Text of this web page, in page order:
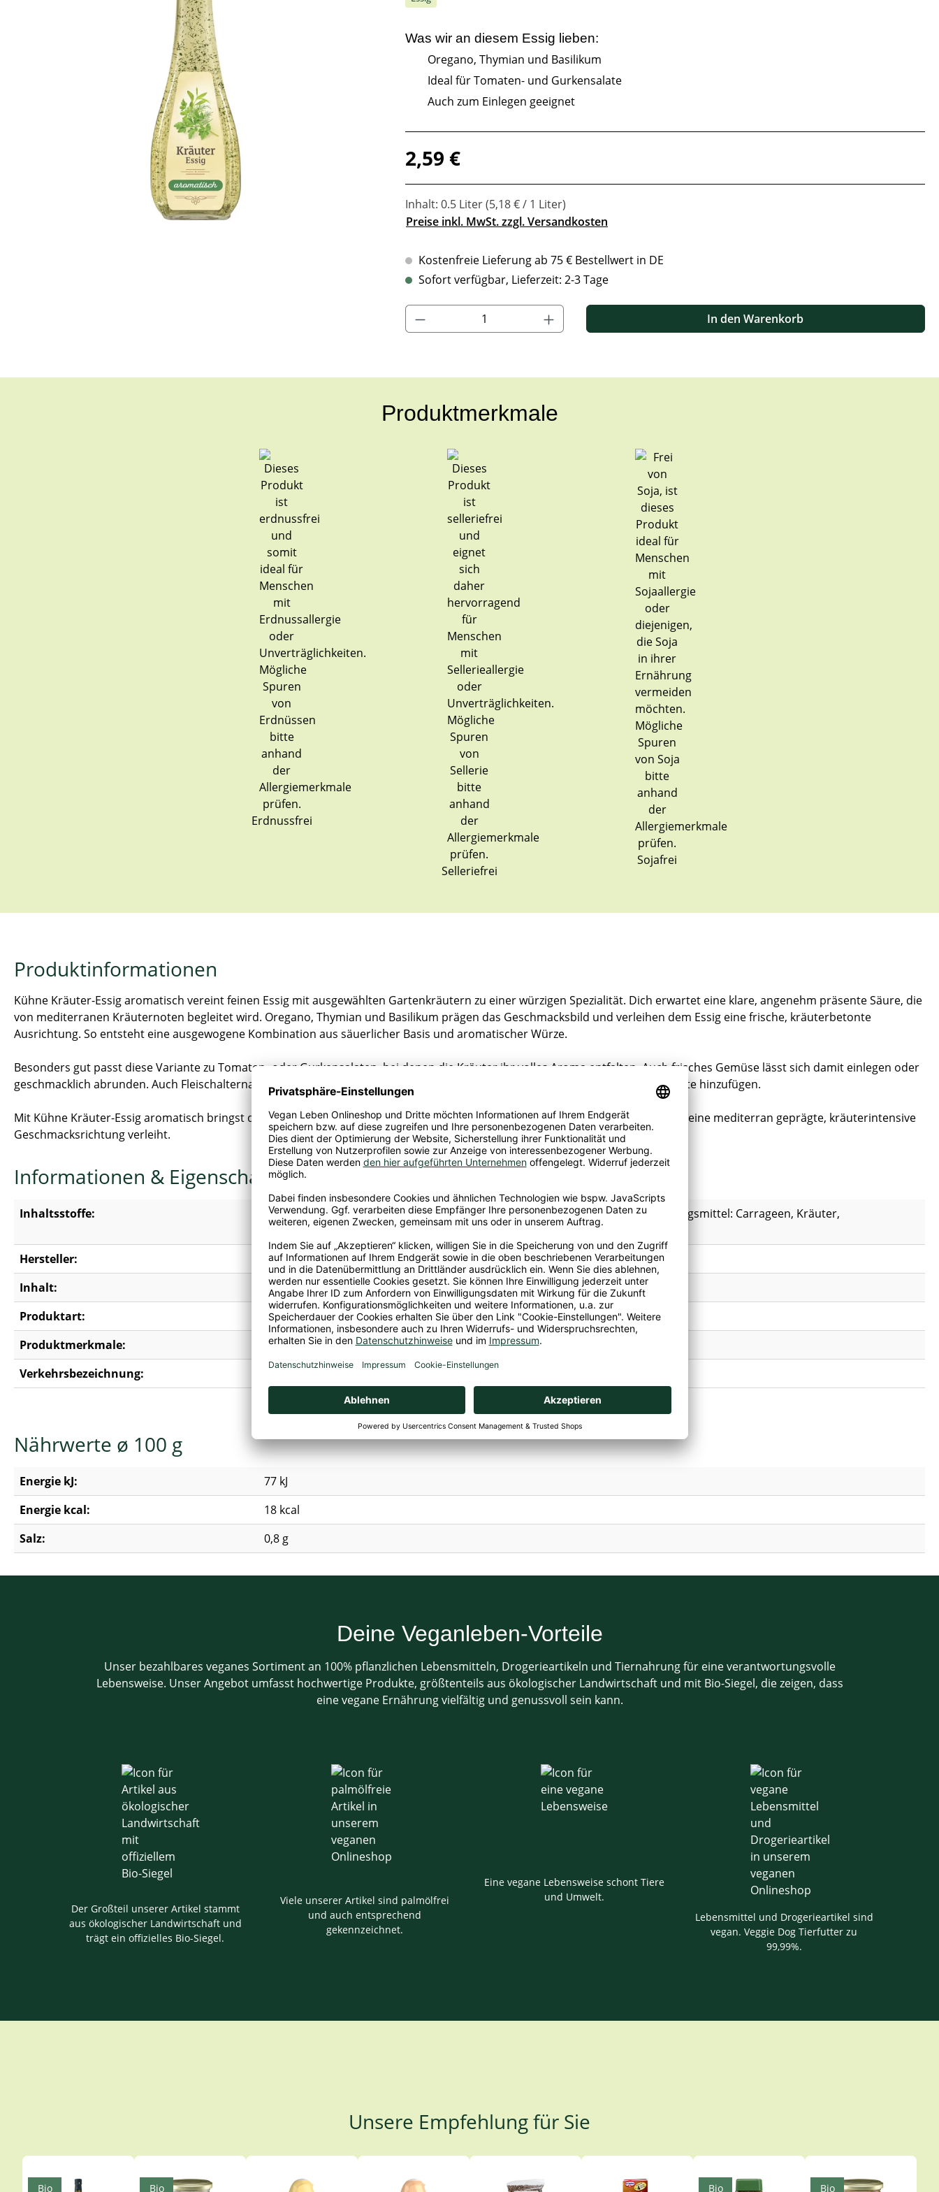
Was wir an diesem Essig lieben:
Oregano, Thymian und Basilikum
Ideal für Tomaten- und Gurkensalate
Auch zum Einlegen geeignet
Regulärer Preis:
2,59 €
Inhalt: 0.5 Liter(5,18 € / 1 Liter)
Preise inkl. MwSt. zzgl. Versandkosten
Kostenfreie Lieferung ab 75 € Bestellwert in DE
Sofort verfügbar, Lieferzeit: 2-3 Tage
Produkt Anzahl: Gib den gewünschten Wert ein oder benutze die Schaltflächen um die Anzahl zu erhöhen oder
In den Warenkorb
Produktmerkmale
Erdnussfrei
Selleriefrei
Sojafrei
Produktinformationen
Kühne Kräuter-Essig aromatisch vereint feinen Essig mit ausgewählten Gartenkräutern zu einer würzigen Spezialität. Dich erwartet eine klare, angenehm präsente Säure, die
von mediterranen Kräuternoten begleitet wird. Oregano, Thymian und Basilikum prägen das Geschmacksbild und verleihen dem Essig eine frische, kräuterbetonte
Ausrichtung. So entsteht eine ausgewogene Kombination aus säuerlicher Basis und aromatischer Würze.
Besonders gut passt diese Variante zu Tomaten- oder Gurkensalaten, bei denen die Kräuter ihr volles Aroma entfalten. Auch frisches Gemüse lässt sich damit einlegen oder
geschmacklich abrunden. Auch Fleischalternativen kannst du mit dem Kräuter-Essig marinieren und so eine würzige Komponente hinzufügen.
Mit Kühne Kräuter-Essig aromatisch bringst du eine vielseitige Würzgrundlage in deine Küche, die Salaten und weiteren Speisen eine mediterran geprägte, kräuterintensive
Geschmacksrichtung verleiht.
Informationen & Eigenschaften
Inhaltsstoffe:
Branntweinessig, Weißweinessig, Säureregulator: Natriumacetat, Salz, Verdickungsmittel: Carrageen, Kräuter,
Kräuterextrakt. Pasteurisiert.
Hersteller:
Carl Kühne KG, 22761 Hamburg, ,
Inhalt:
0,50 l
Produktart:
Essig
Produktmerkmale:
Erdnussfrei, Selleriefrei, Sojafrei, Vegan
Verkehrsbezeichnung:
Kräuteressig aus Branntwein und Weißwein, 5% Säure, biologisch gewonnen
Nährwerte ø 100 g
Energie kJ:
77 kJ
Energie kcal:
18 kcal
Salz:
0,8 g
Deine Veganleben-Vorteile
Unser bezahlbares veganes Sortiment an 100% pflanzlichen Lebensmitteln, Drogerieartikeln und Tiernahrung für eine verantwortungsvolle
Lebensweise. Unser Angebot umfasst hochwertige Produkte, größtenteils aus ökologischer Landwirtschaft und mit Bio-Siegel, die zeigen, dass
eine vegane Ernährung vielfältig und genussvoll sein kann.
Der Großteil unserer Artikel stammt
aus ökologischer Landwirtschaft und
trägt ein offizielles Bio-Siegel.
Viele unserer Artikel sind palmölfrei
und auch entsprechend
gekennzeichnet.
Eine vegane Lebensweise schont Tiere
und Umwelt.
Lebensmittel und Drogerieartikel sind
vegan. Veggie Dog Tierfutter zu
99,99%.
Unsere Empfehlung für Sie
Produktgalerie überspringen
Bio Bio Bio Bio